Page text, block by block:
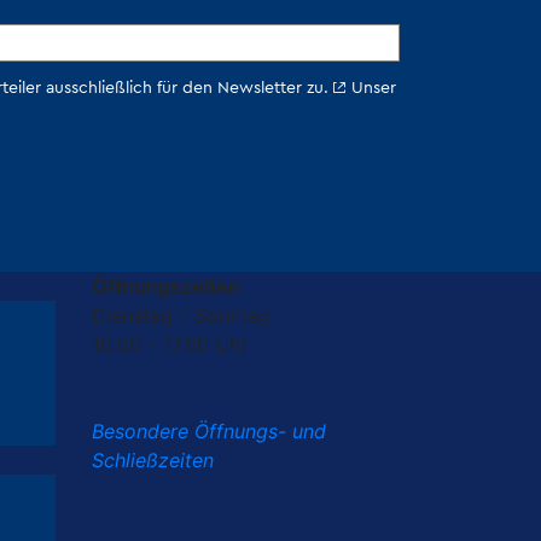
Öffnungszeiten
Dienstag – Sonntag
10.00 – 17.00 Uhr
Besondere Öffnungs- und
Schließzeiten